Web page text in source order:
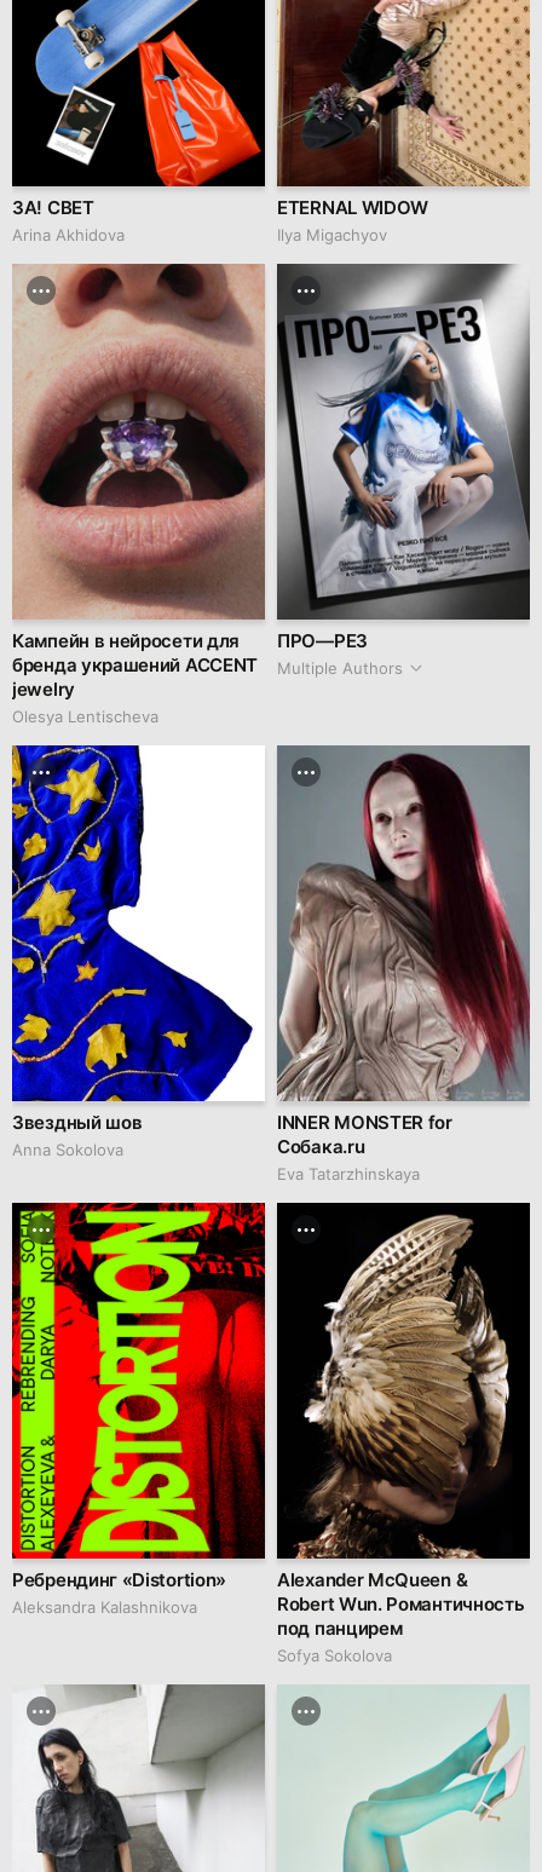
ЗА! СВЕТ
Arina Akhidova
ETERNAL WIDOW
Ilya Migachyov
Кампейн в нейросети для
бренда украшений ACCENT
jewelry
Olesya Lentischeva
ПРО—РЕЗ
Multiple Authors
Звездный шов
Anna Sokolova
INNER MONSTER for
Собака.ru
Eva Tatarzhinskaya
Ребрендинг «Distortion»
Aleksandra Kalashnikova
Alexander McQueen &
Robert Wun. Романтичность
под панцирем
Sofya Sokolova